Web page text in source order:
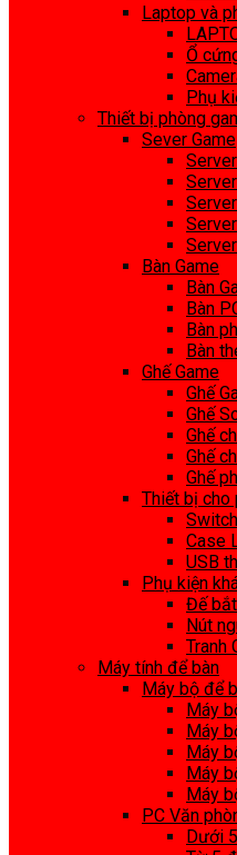
Laptop và
Ổ
Phụ
Thiết bị phòng
Sever Game
Bàn Game
Bàn
Bàn
Bàn
Bàn
Ghế Game
Ghế
Ghế
Ghế
Ghế
Ghế
Thiết bị cho
Case
USB
Phụ kiện
Đế
Nút
Tranh
Máy tính để bàn
Máy bộ để
Máy
Máy
Máy
Máy
Máy
PC Văn
Dưới